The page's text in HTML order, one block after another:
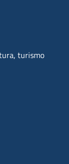
turismo